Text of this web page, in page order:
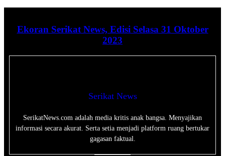
Ekoran Serikat News, Edisi Selasa 31 Oktober
2023
Serikat News
SerikatNews.com adalah media kritis anak bangsa. Menyajikan
informasi secara akurat. Serta setia menjadi platform ruang bertukar
gagasan faktual.